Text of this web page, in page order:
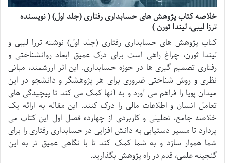
خلاصه کتاب پژوهش های حسابداری رفتاری (جلد اول) ( نویسنده
ترزا لیبی، لیندا ثورن )
کتاب پژوهش های حسابداری رفتاری (جلد اول) نوشته ترزا لیبی و
لیندا ثورن، چراغ راهی است برای درک عمیق ابعاد روانشناختی و
رفتاری تصمیم گیری ها در حوزه حسابداری. این اثر ارزشمند، مبانی
نظری و روش شناختی ضروری برای هر پژوهشگر و دانشجو در این
میدان پویا را فراهم می آورد و به آنها کمک می کند تا پیچیدگی های
تعامل انسان و اطلاعات مالی را درک کنند. این مقاله به ارائه یک
خلاصه جامع، تحلیلی و کاربردی از چهارده فصل اول این کتاب می
پردازد تا مسیر دستیابی به دانش افزایی در حسابداری رفتاری را برای
شما هموار سازد و به شما کمک کند تا با نگاهی عمیق تر به این
گنجینه علمی، قدم در راه پژوهش بگذارید.